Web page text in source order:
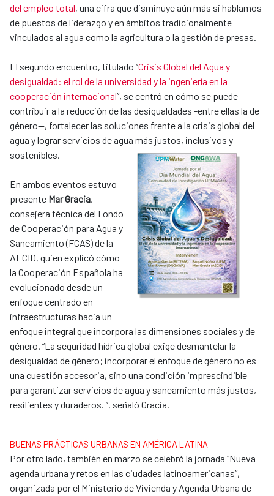
del empleo total, una cifra que disminuye aún más si hablamos
de puestos de liderazgo y en ámbitos tradicionalmente
vinculados al agua como la agricultura o la gestión de presas.
El segundo encuentro, titulado “Crisis Global del Agua y
desigualdad: el rol de la universidad y la ingeniería en la
cooperación internacional”, se centró en cómo se puede
contribuir a la reducción de las desigualdades -entre ellas la de
género--, fortalecer las soluciones frente a la crisis global del
agua y lograr servicios de agua más justos, inclusivos y
sostenibles.
En ambos eventos estuvo
presente Mar Gracia,
consejera técnica del Fondo
de Cooperación para Agua y
Saneamiento (FCAS) de la
AECID, quien explicó cómo
la Cooperación Española ha
evolucionado desde un
enfoque centrado en
infraestructuras hacia un
enfoque integral que incorpora las dimensiones sociales y de
género. “La seguridad hídrica global exige desmantelar la
desigualdad de género; incorporar el enfoque de género no es
una cuestión accesoria, sino una condición imprescindible
para garantizar servicios de agua y saneamiento más justos,
resilientes y duraderos. ”, señaló Gracia.
BUENAS PRÁCTICAS URBANAS EN AMÉRICA LATINA
Por otro lado, también en marzo se celebró la jornada “Nueva
agenda urbana y retos en las ciudades latinoamericanas”,
organizada por el Ministerio de Vivienda y Agenda Urbana de